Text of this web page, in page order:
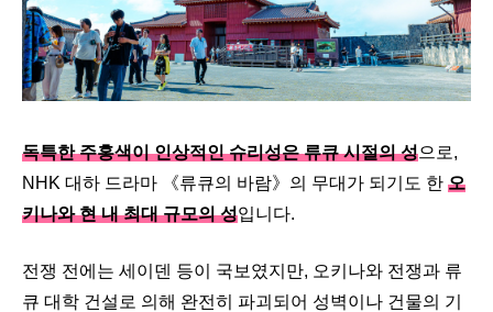
독특한 주홍색이 인상적인 슈리성은 류큐 시절의 성으로,
NHK 대하 드라마 《류큐의 바람》의 무대가 되기도 한 오
키나와 현 내 최대 규모의 성입니다.
전쟁 전에는 세이덴 등이 국보였지만, 오키나와 전쟁과 류
큐 대학 건설로 의해 완전히 파괴되어 성벽이나 건물의 기